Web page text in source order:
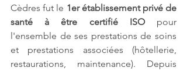
Cèdres fut le 1er établissement privé de
santé à être certifié ISO pour
l'ensemble de ses prestations de soins
et prestations associées (hôtellerie,
restaurations, maintenance). Depuis